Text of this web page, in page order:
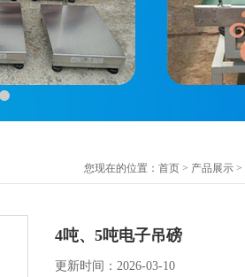
您现在的位置： 首页 > 产品展示 >
4吨、5吨电子吊磅
更新时间：2026-03-10